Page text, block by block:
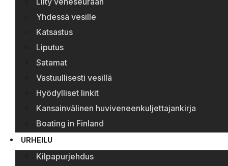
Yhdessä vesille
Katsastus
Liputus
Satamat
Vastuullisesti vesillä
Hyödylliset linkit
Kansainvälinen huviveneenkuljettajankirja
Boating in Finland
URHEILU
Kilpapurjehdus